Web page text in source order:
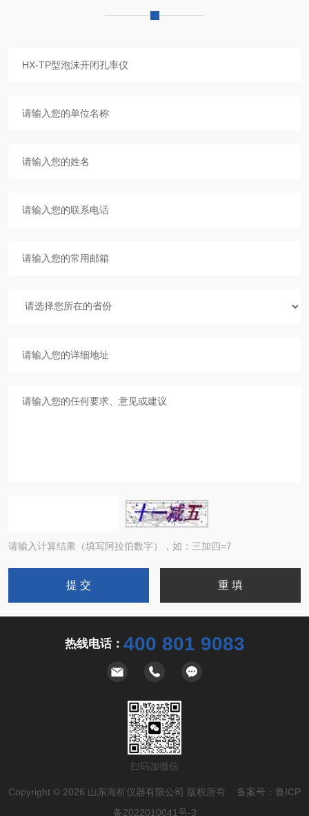
请输入计算结果（填写阿拉伯数字），如：三加四=7
热线电话： 400 801 9083
扫码加微信
Copyright © 2026 山东海析仪器有限公司 版权所有 备案号： 鲁ICP
备2022010041号-3